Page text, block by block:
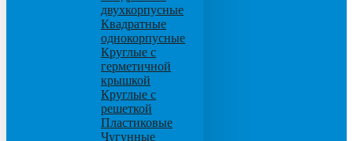
двухкорпусные
Квадратные
однокорпусные
Круглые с
герметичной
крышкой
Круглые с
решеткой
Пластиковые
Чугунные